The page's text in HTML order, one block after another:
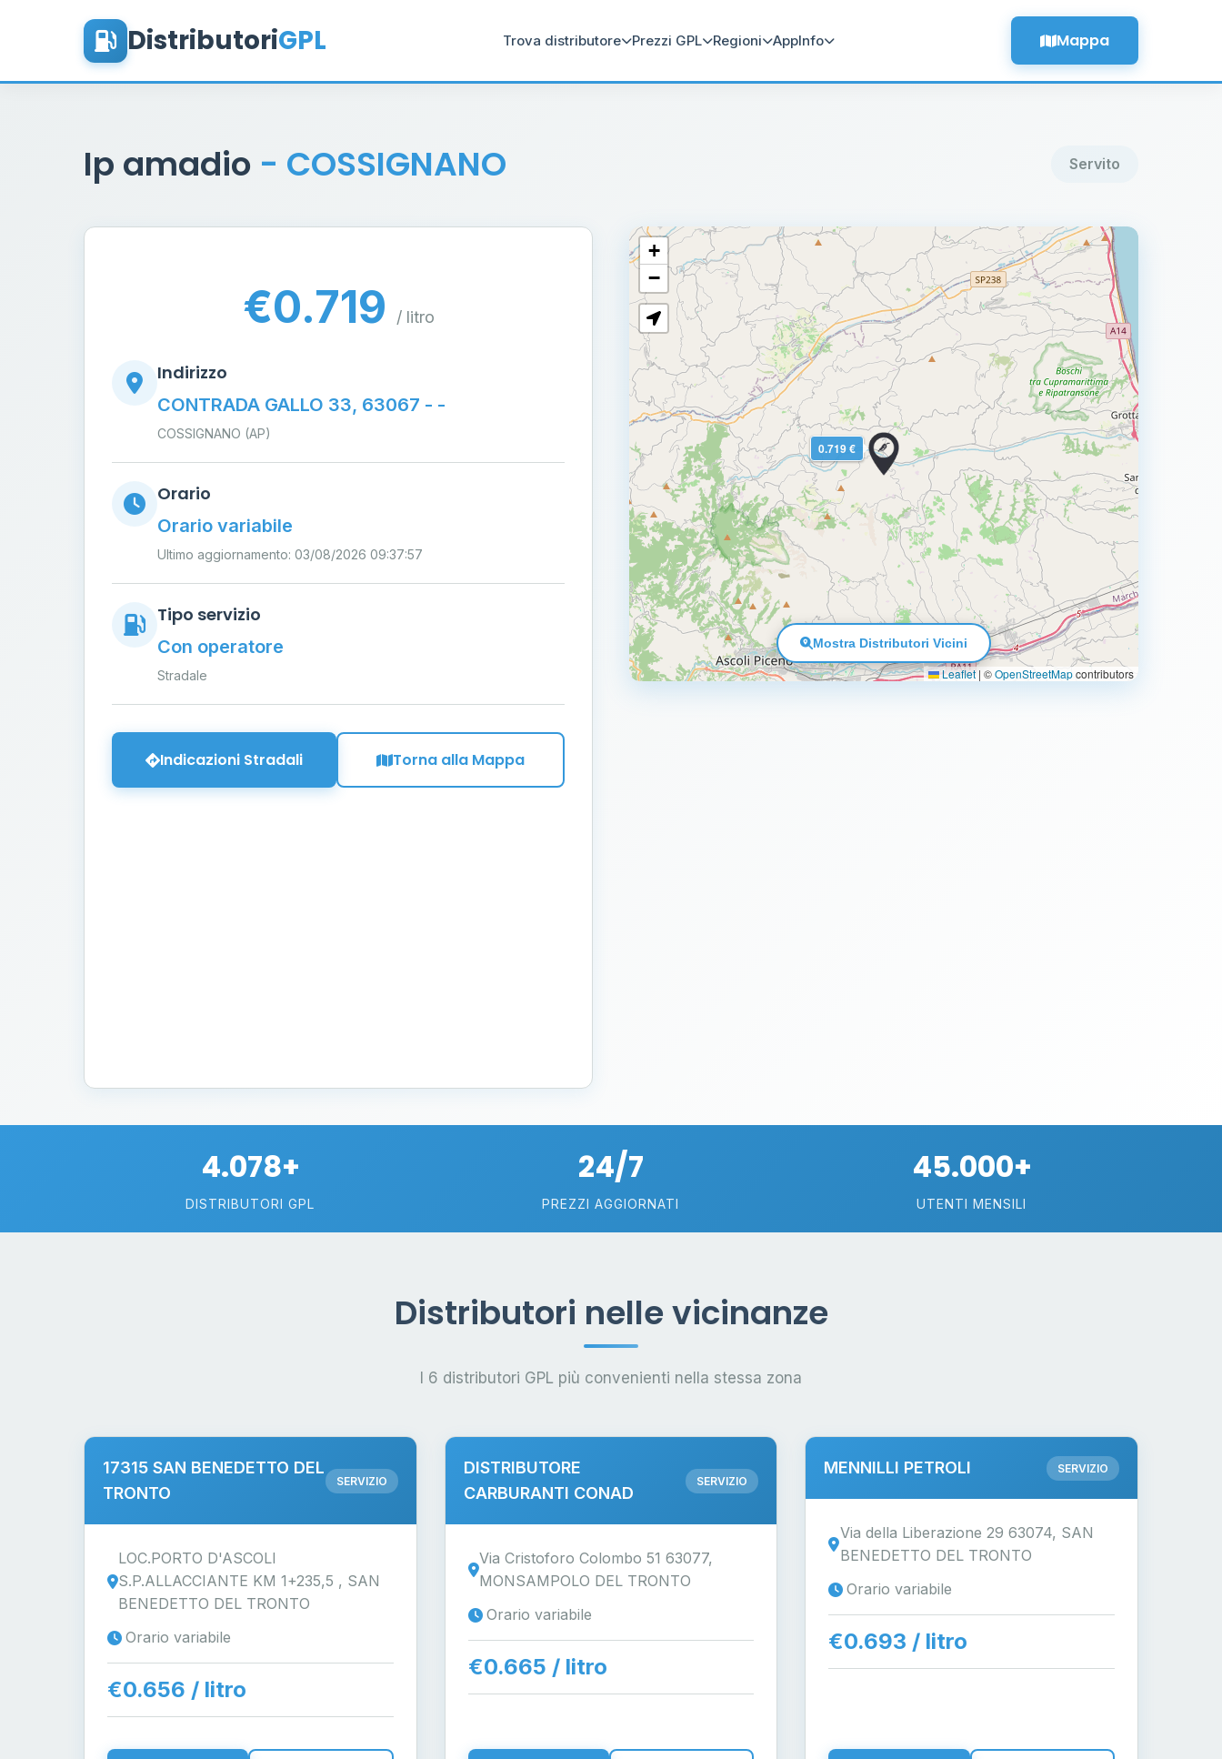
DistributoriGPL Trova distributore Prezzi GPL Regioni AppInfo Mappa
Ip amadio - COSSIGNANO Servito
€0.719 / litro
Indirizzo
CONTRADA GALLO 33, 63067 - -
COSSIGNANO (AP)
Orario
Orario variabile
Ultimo aggiornamento: 03/08/2026 09:37:57
Tipo servizio
Con operatore
Stradale
Indicazioni Stradali Torna alla Mappa
0.719 €
+
−
Leaflet | ©OpenStreetMapcontributors
Mostra Distributori Vicini
4.078+
DISTRIBUTORI GPL
24/7
PREZZI AGGIORNATI
45.000+
UTENTI MENSILI
Distributori nelle vicinanze
I 6 distributori GPL più convenienti nella stessa zona
17315 SAN BENEDETTO DEL
TRONTO
SERVIZIO
LOC.PORTO D'ASCOLI
S.P.ALLACCIANTE KM 1+235,5 , SAN
BENEDETTO DEL TRONTO
Orario variabile
€0.656 / litro
DISTRIBUTORE
CARBURANTI CONAD
SERVIZIO
Via Cristoforo Colombo 51 63077,
MONSAMPOLO DEL TRONTO
Orario variabile
€0.665 / litro
MENNILLI PETROLI SERVIZIO
Via della Liberazione 29 63074, SAN
BENEDETTO DEL TRONTO
Orario variabile
€0.693 / litro